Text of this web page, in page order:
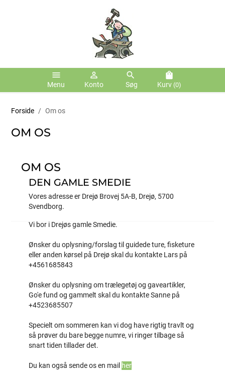
menu
Menu
person_outline
Konto
search
Søg
shopping_bag
Kurv (0)
Forside Om os
OM OS
OM OS
DEN GAMLE SMEDIE
Vores adresse er Drejø Brovej 5A-B, Drejø, 5700
Svendborg.
Vi bor i Drejøs gamle Smedie.
Ønsker du oplysning/forslag til guidede ture, fisketure
eller anden kørsel på Drejø skal du kontakte Lars på
+4561685843
Ønsker du oplysning om trælegetøj og gaveartikler,
Go'e fund og gammelt skal du kontakte Sanne på
+4523685507
Specielt om sommeren kan vi dog have rigtig travlt og
så prøver du bare begge numre, vi ringer tilbage så
snart tiden tillader det.
Du kan også sende os en mail her